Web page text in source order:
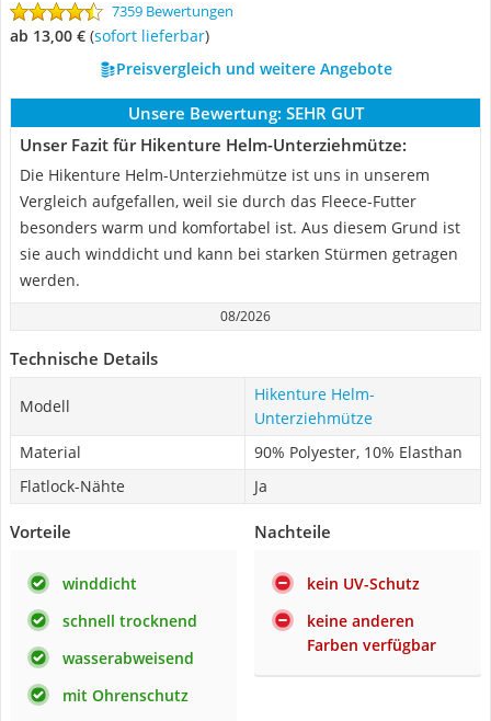
7359 Bewertungen
ab 13,00 € ( Sofort lieferbar)
Preisvergleich und weitere Angebote
Unsere Bewertung: SEHR GUT
Unser Fazit für Hikenture Helm-Unterziehmütze:
Die Hikenture Helm-Unterziehmütze ist uns in unserem
Vergleich aufgefallen, weil sie durch das Fleece-Futter
besonders warm und komfortabel ist. Aus diesem Grund ist
sie auch winddicht und kann bei starken Stürmen getragen
werden.
08/2026
Technische Details
Modell
Hikenture Helm-
Unterziehmütze
Material
90% Polyester, 10% Elasthan
Flatlock-Nähte
Ja
Vorteile
winddicht
schnell trocknend
wasserabweisend
mit Ohrenschutz
Nachteile
kein UV-Schutz
keine anderen
Farben verfügbar